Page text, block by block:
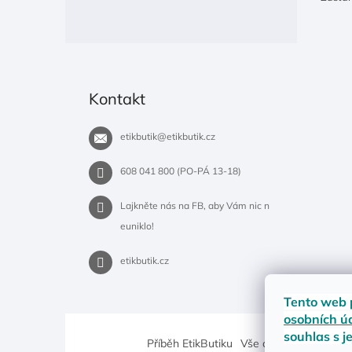
Tento web
osobních
souhlas s
Kontakt
etikbutik@etikbutik.cz
608 041 800 (PO-PÁ 13-18)
Lajkněte nás na FB, aby Vám nic n
euniklo!
etikbutik.cz
Příběh EtikButiku Vše o nákupu